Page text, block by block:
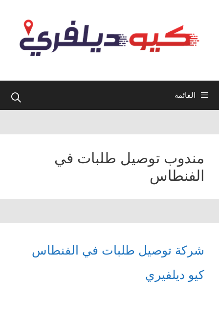
القائمة
مندوب توصيل طلبات في
الفنطاس
شركة توصيل طلبات في الفنطاس
كيو ديلفيري